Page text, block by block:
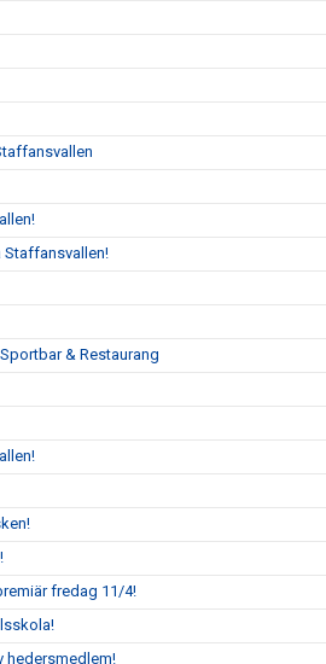
Staffansvallen!
& Restaurang
fredag 11/4!
hedersmedlem!